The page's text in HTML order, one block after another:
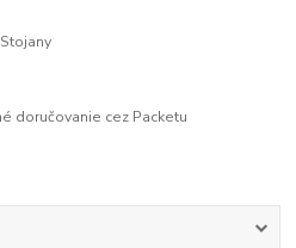
doručovanie cez Packetu